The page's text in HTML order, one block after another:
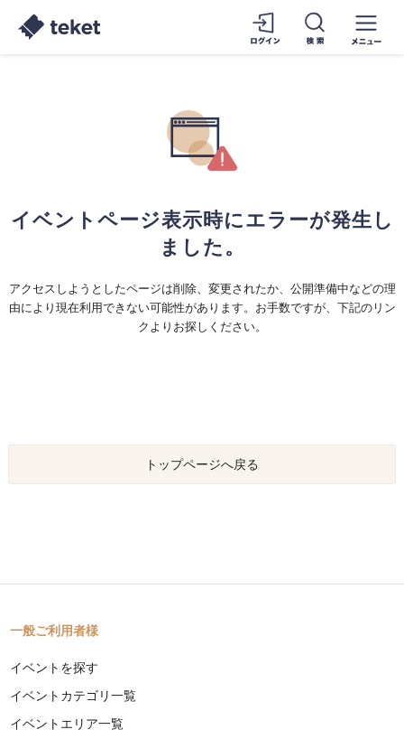
イベントページ表示時にエラーが発生し
ました。
アクセスしようとしたページは削除、変更されたか、公開準備中などの理
由により現在利用できない可能性があります。お手数ですが、下記のリン
クよりお探しください。
トップページへ戻る
一般ご利用者様
イベントを探す
イベントカテゴリ一覧
イベントエリア一覧